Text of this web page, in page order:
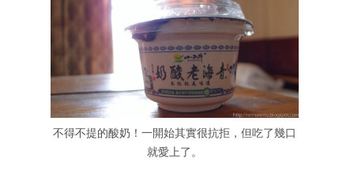
不得不提的酸奶！一開始其實很抗拒，但吃了幾口
就愛上了。